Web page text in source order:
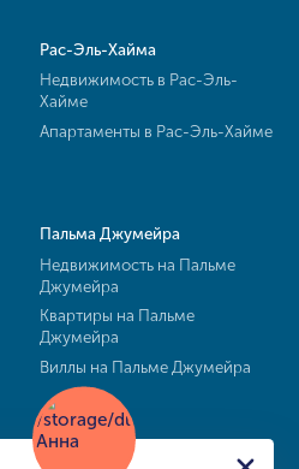
Рас-Эль-Хайма
Недвижимость в Рас-Эль-
Хайме
Апартаменты в Рас-Эль-Хайме
Пальма Джумейра
Недвижимость на Пальме
Джумейра
Квартиры на Пальме
Джумейра
Виллы на Пальме Джумейра